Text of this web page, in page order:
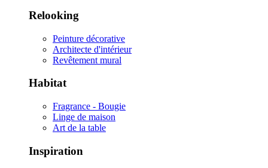
Relooking
Peinture décorative
Architecte d'intérieur
Revêtement mural
Habitat
Fragrance - Bougie
Linge de maison
Art de la table
Inspiration